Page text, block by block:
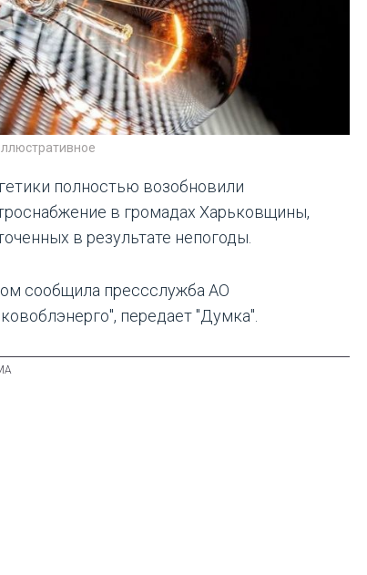
полностью возобновили
в громадах Харьковщины,
в результате непогоды.
сообщила прессслужба АО
передает "Думка".